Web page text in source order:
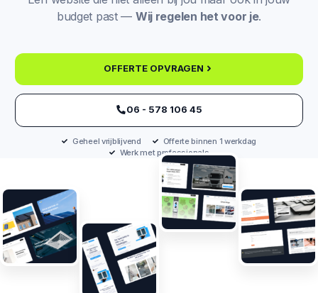
budget past — Wij regelen het voor je.
OFFERTE OPVRAGEN
‪06 - 578 106 45‬
Geheel vrijblijvend
Offerte binnen 1 werkdag
Werk met professionals